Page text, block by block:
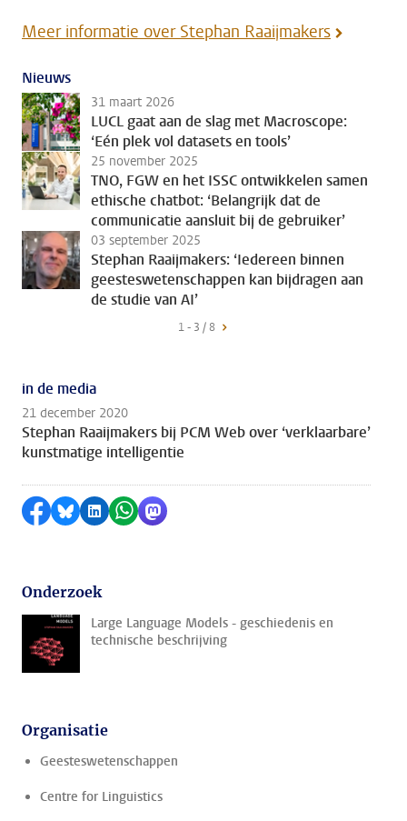
Meer informatie over Stephan Raaijmakers
Nieuws
31 maart 2026
LUCL gaat aan de slag met Macroscope:
‘Eén plek vol datasets en tools’
25 november 2025
TNO, FGW en het ISSC ontwikkelen samen
ethische chatbot: ‘Belangrijk dat de
communicatie aansluit bij de gebruiker’
03 september 2025
Stephan Raaijmakers: ‘Iedereen binnen
geesteswetenschappen kan bijdragen aan
de studie van AI’
1 - 3 / 8
in de media
21 december 2020
Stephan Raaijmakers bij PCM Web over ‘verklaarbare’
kunstmatige intelligentie
Delen op Facebook
Delen via Bluesky
Delen op LinkedIn
Delen via WhatsApp
Delen via Mastodon
Onderzoek
Large Language Models - geschiedenis en
technische beschrijving
Organisatie
Geesteswetenschappen
Centre for Linguistics